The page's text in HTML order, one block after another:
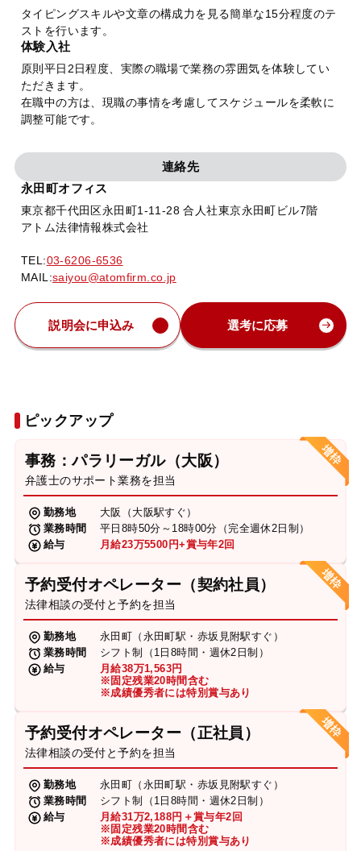
タイピングスキルや文章の構成力を見る簡単な15分程度のテ
ストを行います。
体験入社
原則平日2日程度、実際の職場で業務の雰囲気を体験してい
ただきます。
在職中の方は、現職の事情を考慮してスケジュールを柔軟に
調整可能です。
連絡先
永田町オフィス
東京都千代田区永田町1-11-28 合人社東京永田町ビル7階
アトム法律情報株式会社
TEL:03-6206-6536
MAIL:saiyou@atomfirm.co.jp
説明会に申込み 選考に応募
ピックアップ
事務：パラリーガル（大阪）
弁護士のサポート業務を担当
勤務地
大阪（大阪駅すぐ）
業務時間
平日8時50分～18時00分（完全週休2日制）
給与
月給23万5500円+賞与年2回
予約受付オペレーター（契約社員）
法律相談の受付と予約を担当
勤務地
永田町（永田町駅・赤坂見附駅すぐ）
業務時間
シフト制（1日8時間・週休2日制）
給与
月給38万1,563円
※固定残業20時間含む
※成績優秀者には特別賞与あり
予約受付オペレーター（正社員）
法律相談の受付と予約を担当
勤務地
永田町（永田町駅・赤坂見附駅すぐ）
業務時間
シフト制（1日8時間・週休2日制）
給与
月給31万2,188円＋賞与年2回
※固定残業20時間含む
※成績優秀者には特別賞与あり